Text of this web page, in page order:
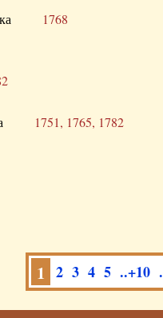
1768
1751, 1765, 1782
1 2 3 4 5 ..+10